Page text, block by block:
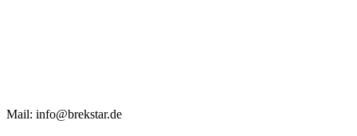
Mail: info@brekstar.de